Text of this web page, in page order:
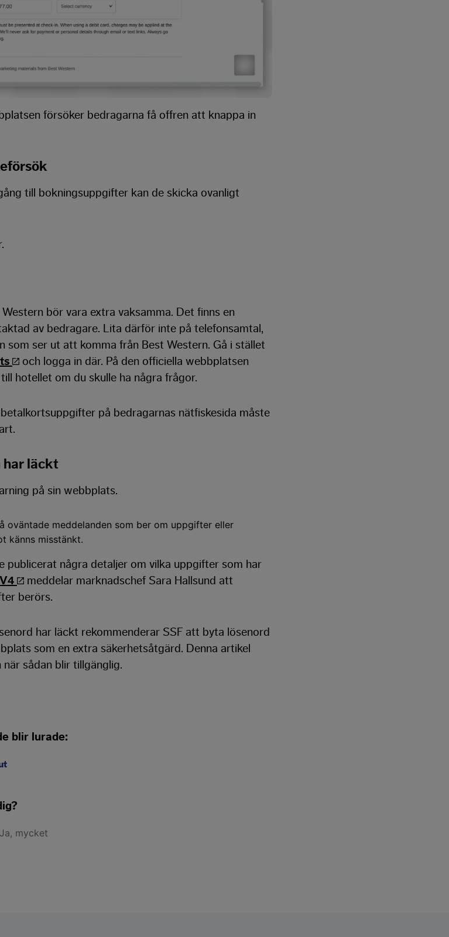
försöker bedragarna få offren att knappa in
till bokningsuppgifter kan de skicka ovanligt
bör vara extra vaksamma. Det finns en
av bedragare. Lita därför inte på telefonsamtal,
som ser ut att komma från Best Western. Gå i stället
och logga in där. På den officiella webbplatsen
hotellet om du skulle ha några frågor.
på bedragarnas nätfiskesida måste
har läckt
på sin webbplats.
oväntade meddelanden som ber om uppgifter eller
känns misstänkt.
publicerat några detaljer om vilka uppgifter som har
meddelar marknadschef Sara Hallsund att
berörs.
har läckt rekommenderar SSF att byta lösenord
som en extra säkerhetsåtgärd. Denna artikel
sådan blir tillgänglig.
blir lurade:
Ja, mycket